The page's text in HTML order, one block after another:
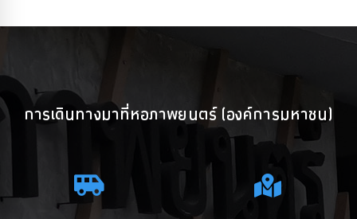
การเดินทางมาที่หอภาพยนตร์ (องค์การมหาชน)